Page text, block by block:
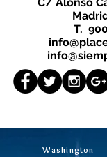
T.
Washington